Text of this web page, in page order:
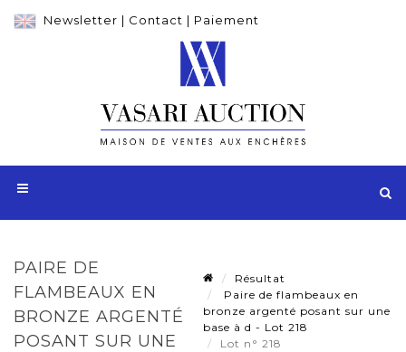
Newsletter | Contact | Paiement
PAIRE DE
FLAMBEAUX EN
BRONZE ARGENTÉ
POSANT SUR UNE
Résultat
Paire de flambeaux en
bronze argenté posant sur une
base à d - Lot 218
Lot n° 218